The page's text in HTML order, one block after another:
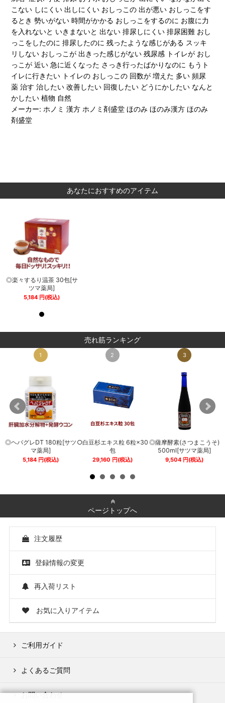
こない しにくい 出しにくい おしっこの 出が悪い おしっこをす
るとき 勢いがない 時間がかかる おしっこをするのに お腹に力
を入れないと いきまないと 出ない 排尿しにくい 排尿困難 おし
っこをしたのに 排尿したのに 残ったような感じがある スッキ
リしない おしっこが 出きった感じがない 残尿感 トイレが おし
っこが 近い 急に近くなった さっき行ったばかりなのに もうト
イレに行きたい トイレの おしっこの 回数が 増えた 多い 頻尿
薬 治す 治したい 改善したい 回復したい どうにかしたい なんと
かしたい 植物 自然
メーカー: ホノミ 漢方 ホノミ剤盛堂 ほのみ ほのみ漢方 ほのみ
剤盛堂
あなたにおすすめのアイテム
◎楽々するり温茶 30包[サ
ツマ薬局]
5,184 円 (税込)
売れ筋ランキング
1
◎ヘパグレDT 180粒[サツ
マ薬局]
5,184円 (税込)
2
○白豆杉エキス粒 6粒×30
包
29,160 円 (税込)
3
◎薩摩酵素(さつまこうそ)
500ml[サツマ薬局]
9,504 円 (税込)
ページトップへ
注文履歴
登録情報の変更
再入荷リスト
お気に入りアイテム
ご利用ガイド
よくあるご質問
お問い合わせ